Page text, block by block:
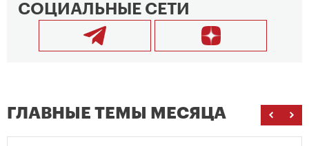
СОЦИАЛЬНЫЕ СЕТИ
ГЛАВНЫЕ ТЕМЫ МЕСЯЦА